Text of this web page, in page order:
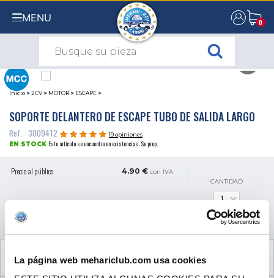
La página web mehariclub.com usa cookies
MENU 0
0
Inicio >2CV > MOTOR > ESCAPE >
SOPORTE DELANTERO DE ESCAPE TUBO DE SALIDA LARGO
Ref. : 3009412
19 opiniones
EN STOCK Este artículo se encuentra en existencias. Se prep...
Precio al público 4.90 € con IVA
CANTIDAD
NECESARIOS PARA EL MONTAJE